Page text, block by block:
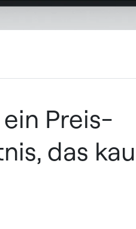
Preis-
das